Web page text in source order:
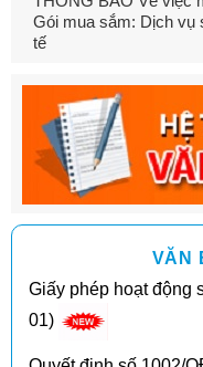
Gói mua sắm: Dịch
tế
VĂN
Giấy phép hoạt động
01)